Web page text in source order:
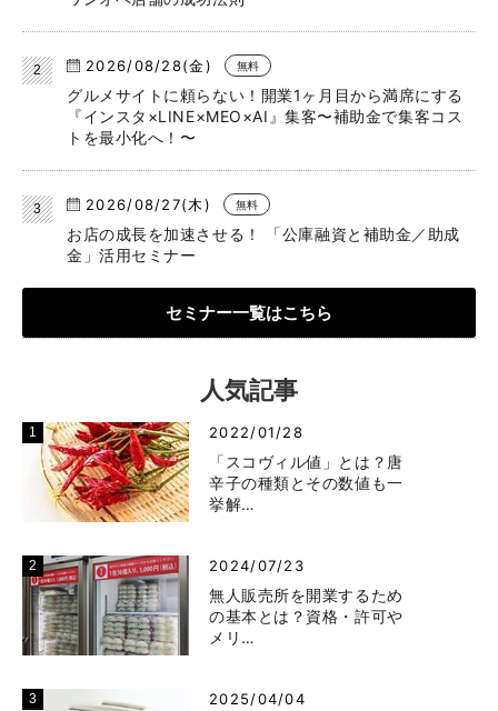
2026/08/28(金) 無料
グルメサイトに頼らない！開業1ヶ月目から満席にする
『インスタ×LINE×MEO×AI』集客〜補助金で集客コス
トを最小化へ！〜
2026/08/27(木) 無料
お店の成長を加速させる！ 「公庫融資と補助金／助成
金」活用セミナー
セミナー一覧はこちら
人気記事
2022/01/28
「スコヴィル値」とは？唐
辛子の種類とその数値も一
挙解…
2024/07/23
無人販売所を開業するため
の基本とは？資格・許可や
メリ…
2025/04/04